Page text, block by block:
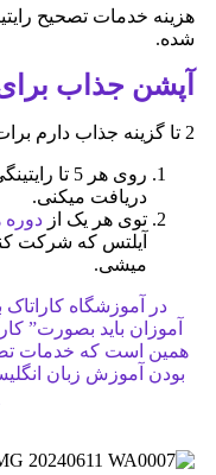
هزینه خدمات تصحیح
شده.
آپشن جذاب
2 تا گزینه جذاب دارم برات:
روی هر 5
دریافت میکنی.
توی هر یک از دوره
آیلتس که شرکت
میشی.
در آموزشگاه
آموزان باید بصورت”
همین است که خدمات
بودن آموزش زبان